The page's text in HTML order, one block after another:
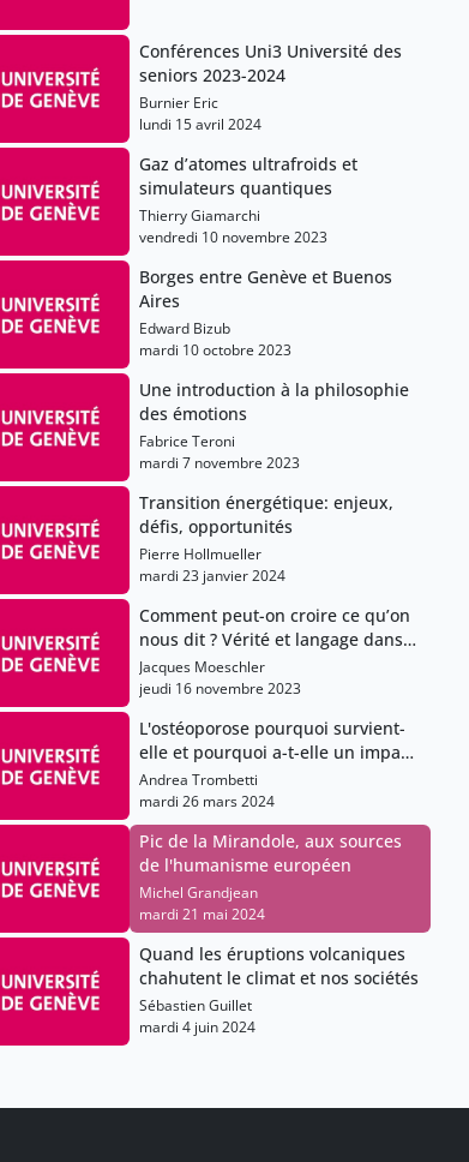
Conférences Uni3 Université des
seniors 2023-2024
Burnier Eric
lundi 15 avril 2024
Gaz d’atomes ultrafroids et
simulateurs quantiques
Thierry Giamarchi
vendredi 10 novembre 2023
Borges entre Genève et Buenos
Aires
Edward Bizub
mardi 10 octobre 2023
Une introduction à la philosophie
des émotions
Fabrice Teroni
mardi 7 novembre 2023
Transition énergétique: enjeux,
défis, opportunités
Pierre Hollmueller
mardi 23 janvier 2024
Comment peut-on croire ce qu’on
nous dit ? Vérité et langage dans
un monde de post-vérité
Jacques Moeschler
jeudi 16 novembre 2023
L'ostéoporose pourquoi survient-
elle et pourquoi a-t-elle un impact
majeur sur la santé
Andrea Trombetti
mardi 26 mars 2024
Pic de la Mirandole, aux sources
de l'humanisme européen
Michel Grandjean
mardi 21 mai 2024
Quand les éruptions volcaniques
chahutent le climat et nos sociétés
Sébastien Guillet
mardi 4 juin 2024